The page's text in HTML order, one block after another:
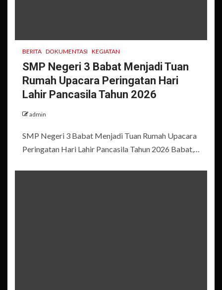
BERITA DOKUMENTASI KEGIATAN
SMP Negeri 3 Babat Menjadi Tuan
Rumah Upacara Peringatan Hari
Lahir Pancasila Tahun 2026
admin
SMP Negeri 3 Babat Menjadi Tuan Rumah Upacara
Peringatan Hari Lahir Pancasila Tahun 2026 Babat,…